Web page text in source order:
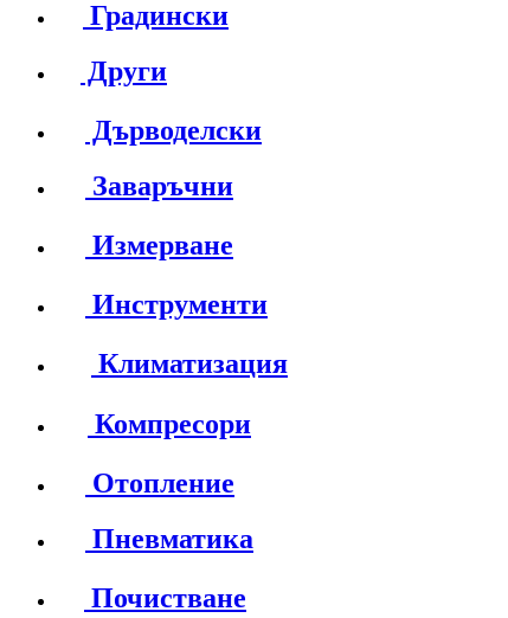
Градински
Други
Дърводелски
Заваръчни
Измерване
Инструменти
Климатизация
Компресори
Отопление
Пневматика
Почистване